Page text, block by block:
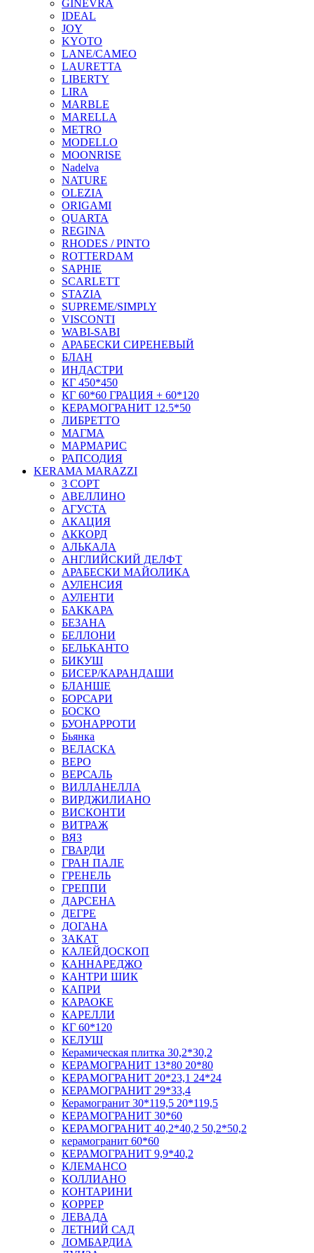
GINEVRA
IDEAL
JOY
KYOTO
LANE/CAMEO
LAURETTA
LIBERTY
LIRA
MARBLE
MARELLA
METRO
MODELLO
MOONRISE
Nadelva
NATURE
OLEZIA
ORIGAMI
QUARTA
REGINA
RHODES / PINTO
ROTTERDAM
SAPHIE
SCARLETT
STAZIA
SUPREME/SIMPLY
VISCONTI
WABI-SABI
АРАБЕСКИ СИРЕНЕВЫЙ
БЛАН
ИНДАСТРИ
КГ 450*450
КГ 60*60 ГРАЦИЯ + 60*120
КЕРАМОГРАНИТ 12.5*50
ЛИБРЕТТО
МАГМА
МАРМАРИС
РАПСОДИЯ
KERAMA MARAZZI
3 СОРТ
АВЕЛЛИНО
АГУСТА
АКАЦИЯ
АККОРД
АЛЬКАЛА
АНГЛИЙСКИЙ ДЕЛФТ
АРАБЕСКИ МАЙОЛИКА
АУЛЕНСИЯ
АУЛЕНТИ
БАККАРА
БЕЗАНА
БЕЛЛОНИ
БЕЛЬКАНТО
БИКУШ
БИСЕР/КАРАНДАШИ
БЛАНШЕ
БОРСАРИ
БОСКО
БУОНАРРОТИ
Бьянка
ВЕЛАСКА
ВЕРО
ВЕРСАЛЬ
ВИЛЛАНЕЛЛА
ВИРДЖИЛИАНО
ВИСКОНТИ
ВИТРАЖ
ВЯЗ
ГВАРДИ
ГРАН ПАЛЕ
ГРЕНЕЛЬ
ГРЕППИ
ДАРСЕНА
ДЕГРЕ
ДОГАНА
ЗАКАТ
КАЛЕЙДОСКОП
КАННАРЕДЖО
КАНТРИ ШИК
КАПРИ
КАРАОКЕ
КАРЕЛЛИ
КГ 60*120
КЕЛУШ
Керамическая плитка 30,2*30,2
КЕРАМОГРАНИТ 13*80 20*80
КЕРАМОГРАНИТ 20*23,1 24*24
КЕРАМОГРАНИТ 29*33,4
Керамогранит 30*119,5 20*119,5
КЕРАМОГРАНИТ 30*60
КЕРАМОГРАНИТ 40,2*40,2 50,2*50,2
керамогранит 60*60
КЕРАМОГРАНИТ 9,9*40,2
КЛЕМАНСО
КОЛЛИАНО
КОНТАРИНИ
КОРРЕР
ЛЕВАДА
ЛЕТНИЙ САД
ЛОМБАРДИА